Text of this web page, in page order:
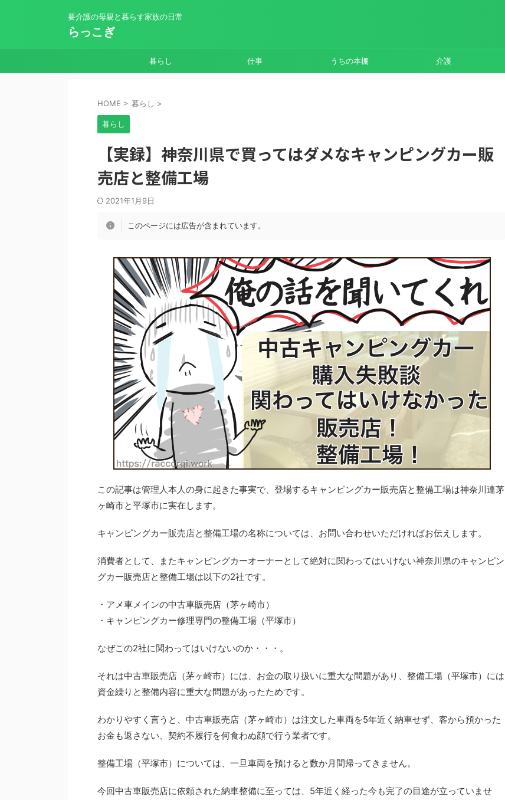
要介護の母親と暮らす家族の日常
らっこぎ
暮らし 仕事 うちの本棚 介護
HOME > 暮らし >
暮らし
【実録】神奈川県で買ってはダメなキャンピングカー販
売店と整備工場
2021年1月9日
このページには広告が含まれています。
この記事は管理人本人の身に起きた事実で、登場するキャンピングカー販売店と整備工場は神奈川連茅
ヶ崎市と平塚市に実在します。
キャンピングカー販売店と整備工場の名称については、お問い合わせいただければお伝えします。
消費者として、またキャンピングカーオーナーとして絶対に関わってはいけない神奈川県のキャンピン
グカー販売店と整備工場は以下の2社です。
・アメ車メインの中古車販売店（茅ヶ崎市）
・キャンピングカー修理専門の整備工場（平塚市）
なぜこの2社に関わってはいけないのか・・・。
それは中古車販売店（茅ヶ崎市）には、お金の取り扱いに重大な問題があり、整備工場（平塚市）には
資金繰りと整備内容に重大な問題があったためです。
わかりやすく言うと、中古車販売店（茅ヶ崎市）は注文した車両を5年近く納車せず、客から預かった
お金も返さない、契約不履行を何食わぬ顔で行う業者です。
整備工場（平塚市）については、一旦車両を預けると数か月間帰ってきません。
今回中古車販売店に依頼された納車整備に至っては、5年近く経った今も完了の目途が立っていませ